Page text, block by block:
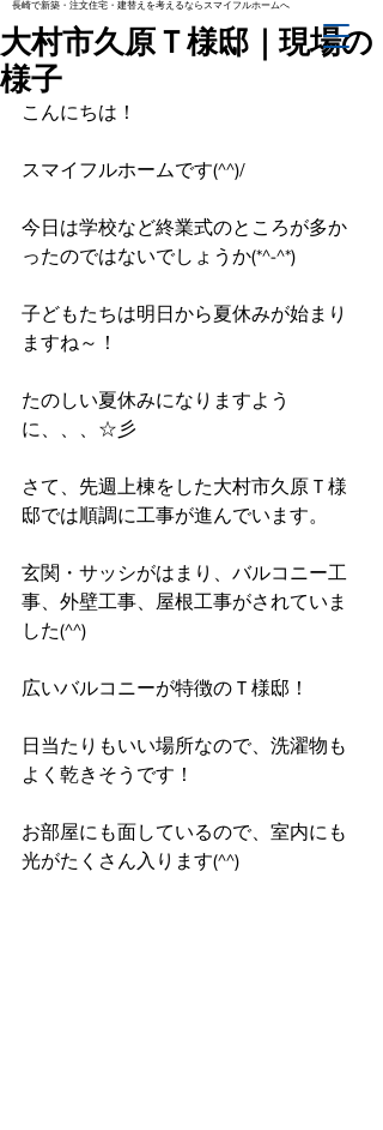
長崎で新築・注文住宅・建替えを考えるならスマイフルホームへ
大村市久原Ｔ様邸｜現場の
様子
こんにちは！
スマイフルホームです(^^)/
今日は学校など終業式のところが多か
ったのではないでしょうか(*^-^*)
子どもたちは明日から夏休みが始まり
ますね～！
たのしい夏休みになりますよう
に、、、☆彡
さて、先週上棟をした大村市久原Ｔ様
邸では順調に工事が進んでいます。
玄関・サッシがはまり、バルコニー工
事、外壁工事、屋根工事がされていま
した(^^)
広いバルコニーが特徴のＴ様邸！
日当たりもいい場所なので、洗濯物も
よく乾きそうです！
お部屋にも面しているので、室内にも
光がたくさん入ります(^^)